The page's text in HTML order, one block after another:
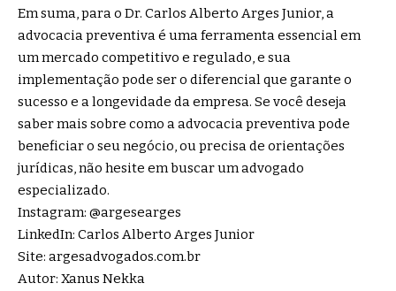
Em suma, para o Dr. Carlos Alberto Arges Junior, a
advocacia preventiva é uma ferramenta essencial em
um mercado competitivo e regulado, e sua
implementação pode ser o diferencial que garante o
sucesso e a longevidade da empresa. Se você deseja
saber mais sobre como a advocacia preventiva pode
beneficiar o seu negócio, ou precisa de orientações
jurídicas, não hesite em buscar um advogado
especializado.
Instagram: @argesearges
LinkedIn: Carlos Alberto Arges Junior
Site: argesadvogados.com.br
Autor: Xanus Nekka